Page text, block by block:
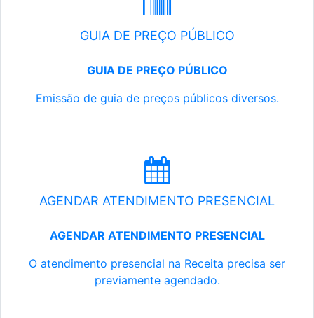
GUIA DE PREÇO PÚBLICO
GUIA DE PREÇO PÚBLICO
Emissão de guia de preços públicos diversos.
AGENDAR ATENDIMENTO PRESENCIAL
AGENDAR ATENDIMENTO PRESENCIAL
O atendimento presencial na Receita precisa ser
previamente agendado.